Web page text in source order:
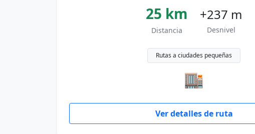
25 km
Distancia
+237 m
Desnivel
Rutas a ciudades pequeñas
🏬
Ver detalles de ruta